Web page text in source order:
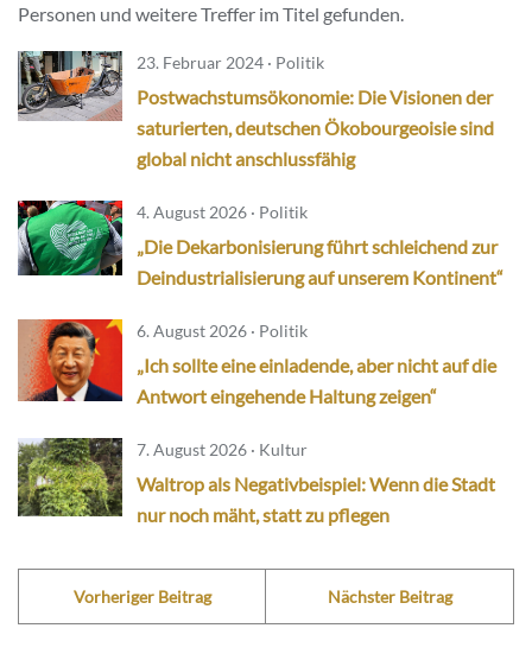
Personen und weitere Treffer im Titel gefunden.
23. Februar 2024 · Politik
Postwachstumsökonomie: Die Visionen der
saturierten, deutschen Ökobourgeoisie sind
global nicht anschlussfähig
4. August 2026 · Politik
„Die Dekarbonisierung führt schleichend zur
Deindustrialisierung auf unserem Kontinent“
6. August 2026 · Politik
„Ich sollte eine einladende, aber nicht auf die
Antwort eingehende Haltung zeigen“
7. August 2026 · Kultur
Waltrop als Negativbeispiel: Wenn die Stadt
nur noch mäht, statt zu pflegen
Vorheriger Beitrag Nächster Beitrag